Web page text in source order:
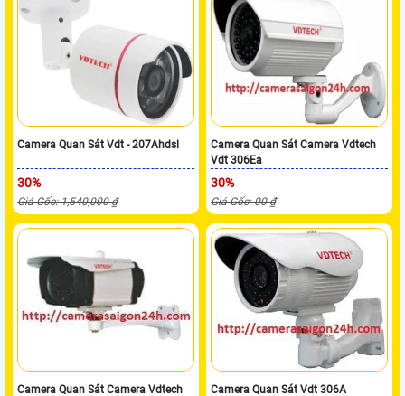
Camera Quan Sát Vdt - 207Ahdsl
30%
Giá Gốc: 1,540,000 ₫
Camera Quan Sát Camera Vdtech
Vdt 306Ea
30%
Giá Gốc: 00 ₫
Camera Quan Sát Camera Vdtech
Camera Quan Sát Vdt 306A